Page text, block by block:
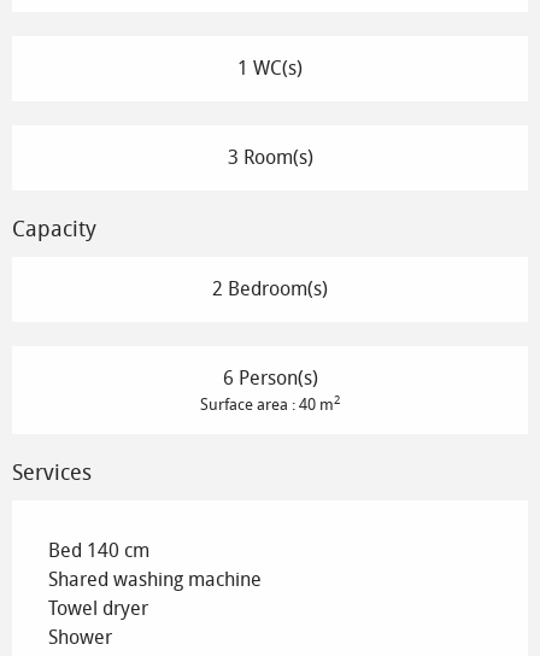
1 WC(s)
3 Room(s)
Capacity
2 Bedroom(s)
6 Person(s)
Surface area : 40 m2
Services
Bed 140 cm
Shared washing machine
Towel dryer
Shower